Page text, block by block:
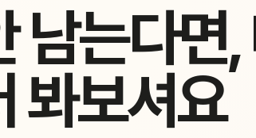
남는다면
봐보셔요